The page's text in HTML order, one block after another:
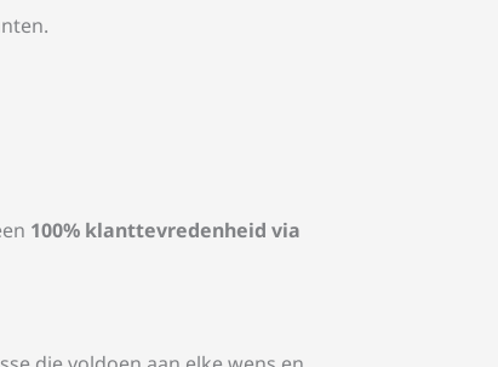
100% klanttevredenheid via